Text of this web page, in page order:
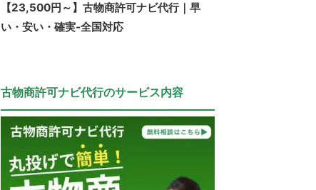
【23,500円～】古物商許可ナビ代行｜早
い・安い・確実‐全国対応
古物商許可ナビ代行のサービス内容